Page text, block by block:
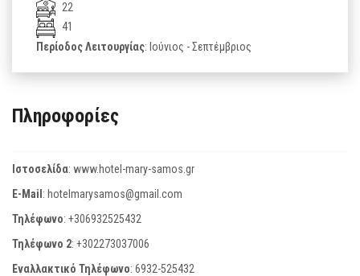
22
41
Περίοδος Λειτουργίας: Ιούνιος - Σεπτέμβριος
Πληροφορίες
Ιστοσελίδα: www.hotel-mary-samos.gr
E-Mail: hotelmarysamos@gmail.com
Τηλέφωνο: +306932525432
Τηλέφωνο 2: +302273037006
Εναλλακτικό Τηλέφωνο: 6932-525432